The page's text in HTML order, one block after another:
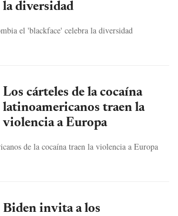
la diversidad
el 'blackface' celebra la diversidad
Los cárteles de la cocaína
latinoamericanos traen la
violencia a Europa
de la cocaína traen la violencia a Europa
Biden invita a los